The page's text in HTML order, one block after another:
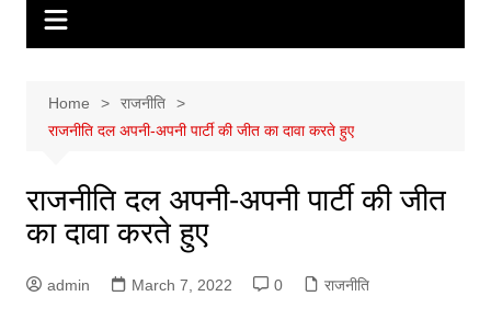
Home
राजनीति
राजनीति दल अपनी-अपनी पार्टी की जीत का दावा करते हुए
राजनीति दल अपनी-अपनी पार्टी की जीत
का दावा करते हुए
admin March 7, 2022 0 राजनीति